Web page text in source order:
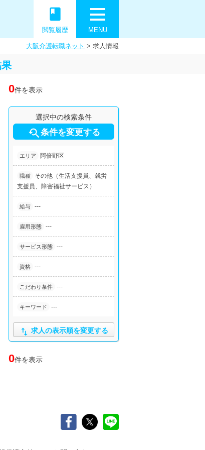
MENU
book
閲覧履歴
大阪介護転職ネット > 求人情報
0件を表示
選択中の検索条件
条件を変更する
エリア 阿倍野区
職種
その他（生活支援員、就労
支援員、障害福祉サービス）
給与 ---
雇用形態 ---
サービス形態 ---
資格 ---
こだわり条件 ---
キーワード ---
 求人の表示順を変更する
0件を表示